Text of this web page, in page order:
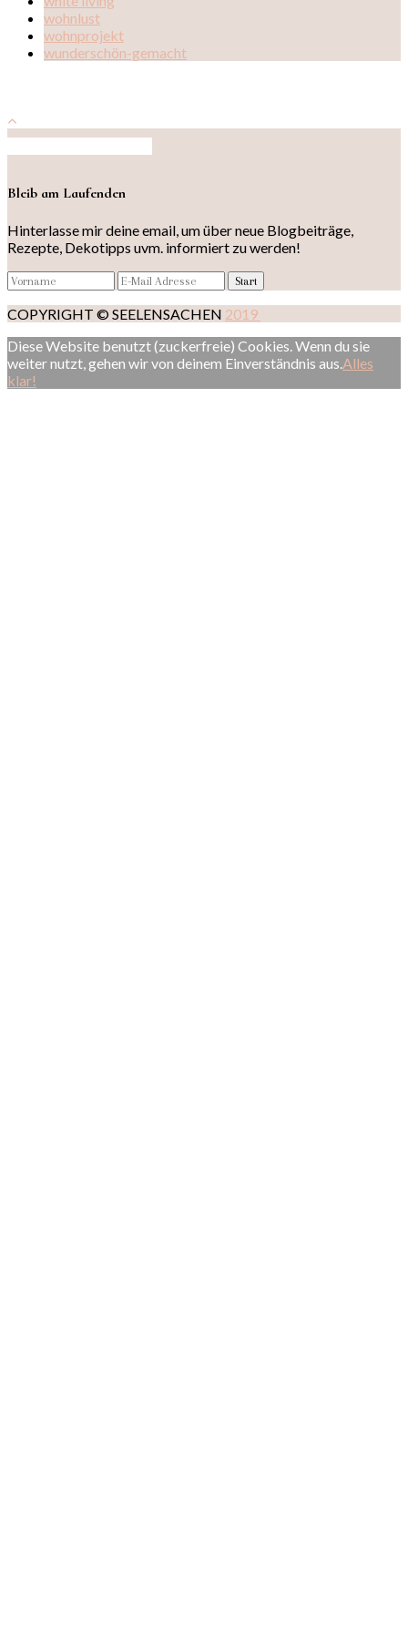
wohnlust
wohnprojekt
wunderschön-gemacht
Bleib am Laufenden
Hinterlasse mir deine email, um über neue Blogbeiträge,
Rezepte, Dekotipps uvm. informiert zu werden!
COPYRIGHT © SEELENSACHEN 2019
Diese Website benutzt (zuckerfreie) Cookies. Wenn du sie
weiter nutzt, gehen wir von deinem Einverständnis aus. Alles
klar!